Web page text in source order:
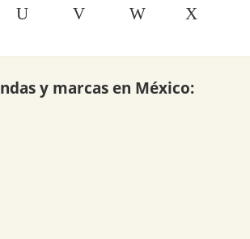
U V W
X
y marcas en México: